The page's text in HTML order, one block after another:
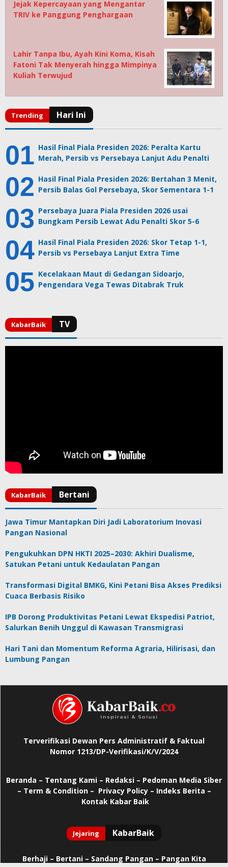
Jejak Kepercayaan yang Mengantar
TRIV ke Panggung Penghargaan
Lahir Tanpa Ibu, Ayah Kini Koma, Kisah
Fatoni Tak Menyerah hingga Mimpinya
Kuliah Terwujud
Hasil Final Piala Presiden 2026: Peralta Kartu
Merah, Persib vs Persebaya Lanjut Adu Penalti
Hasil Final Piala Presiden 2026: Bertahan 3 Menit,
Persib Balas Gol Persebaya, Skor Sementara 1-1
Persebaya Juara Piala Presiden 2026 usai
Bungkam Persib Lewat Adu Penalti Skor 5-6
Hasil Final Piala Presiden 2026: Skor Tetap 1-1,
Persib vs Persebaya Lanjut Extra Time
Kecelakaan Maut di Gedangan Sidoarjo,
Pengendara Vega Tewas Ditabrak Truk
Jawa Timur Mantapkan Diri Jadi Laboratorium Inovasi
Pangan Nasional
Pengukuhkan DPN HKTI 2025–2030: Akhiri Dualisme,
Satukan Petani untuk Kedaulatan Pangan
Transformasi Digital BMKG, Kini Petani Bisa Akses Prediksi
Cuaca Berbasis Risiko
IPB Dorong Produktivitas Petani Lewat Ekspedisi Patriot,
Salurkan Benih Unggul di Kawasan Transmigrasi
Hari Tani dan Momentum Reforma Agraria, Hilirisasi, dan
Lumbung Pangan
Terverifikasi Dewan Pers Administratif & Faktual
Nomor 1213/DP-Verifikasi/K/V/2024
Beranda – Tentang Kami – Redaksi – Pedoman Media Siber
– Term & Condition – Privacy Policy– Indeks Berita –
Kontak Kabar Baik
Berhaji– Bertani – Sandang Pangan – Pangan Kita